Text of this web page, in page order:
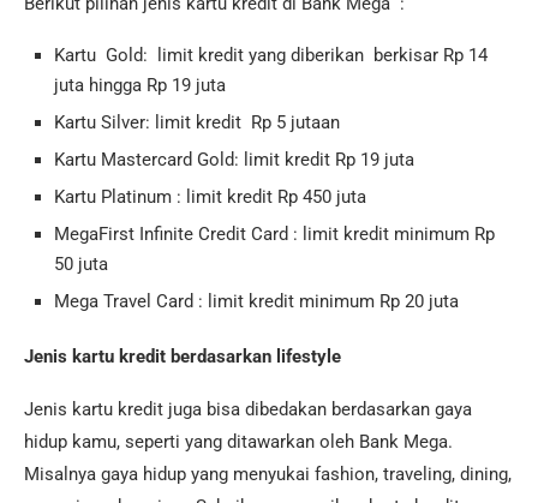
Kartu Gold: limit kredit yang diberikan berkisar Rp 14
juta hingga Rp 19 juta
Kartu Silver: limit kredit Rp 5 jutaan
Kartu Mastercard Gold: limit kredit Rp 19 juta
Kartu Platinum : limit kredit Rp 450 juta
MegaFirst Infinite Credit Card : limit kredit minimum Rp
50 juta
Mega Travel Card : limit kredit minimum Rp 20 juta
Jenis kartu kredit berdasarkan lifestyle
Jenis kartu kredit juga bisa dibedakan berdasarkan gaya
hidup kamu, seperti yang ditawarkan oleh Bank Mega.
Misalnya gaya hidup yang menyukai fashion, traveling, dining,